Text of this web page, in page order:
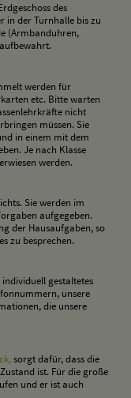
des
in der Turnhalle bis zu
(Armbanduhren,
werden für
etc. Bitte warten
nicht
müssen. Sie
in einem mit dem
Je nach Klasse
werden.
Sie werden im
aufgegeben.
der Hausaufgaben, so
zu besprechen.
gestaltetes
unsere
die unsere
sorgt dafür, dass die
ist. Für die große
und er ist auch